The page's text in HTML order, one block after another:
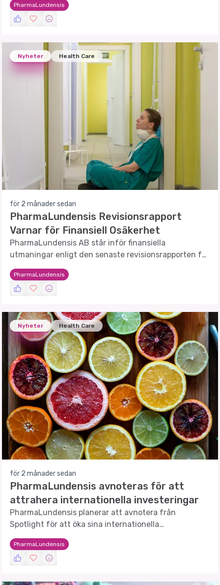
PharmaLundensis
Nyheter Health Care
för 2 månader sedan
PharmaLundensis Revisionsrapport
Varnar för Finansiell Osäkerhet
PharmaLundensis AB står inför finansiella
utmaningar enligt den senaste revisionsrapporten för
år 2025.
PharmaLundensis
Nyheter Health Care
för 2 månader sedan
PharmaLundensis avnoteras för att
attrahera internationella investeringar
PharmaLundensis planerar att avnotera från
Spotlight för att öka sina internationella
finansieringsmöjligheter och minska aktieutspädning.
PharmaLundensis